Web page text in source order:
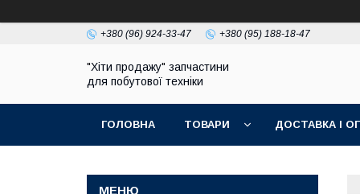
+380 (96) 924-33-47 +380 (95) 188-18-47
"Хіти продажу" запчастини
для побутової техніки
ГОЛОВНА ТОВАРИ ДОСТАВКА І